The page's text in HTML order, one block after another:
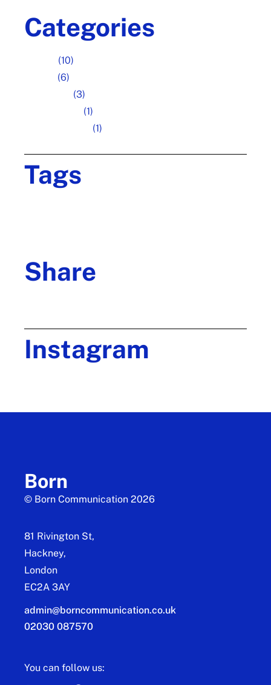
Categories
(10)
(6)
(3)
(1)
(1)
Tags
Share
Instagram
Born
© Born Communication 2026
81 Rivington St,
Hackney,
London
EC2A 3AY
admin@borncommunication.co.uk
02030 087570
You can follow us: